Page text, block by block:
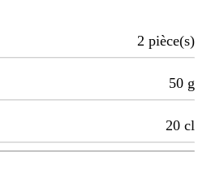
2 pièce(s)
50 g
20 cl